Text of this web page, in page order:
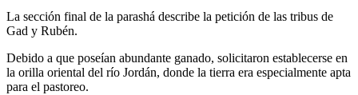
La sección final de la parashá describe la petición de las tribus de
Gad y Rubén.
Debido a que poseían abundante ganado, solicitaron establecerse en
la orilla oriental del río Jordán, donde la tierra era especialmente apta
para el pastoreo.